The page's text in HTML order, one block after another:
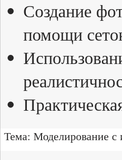
Создание
помощи
Тема: Моделирование с